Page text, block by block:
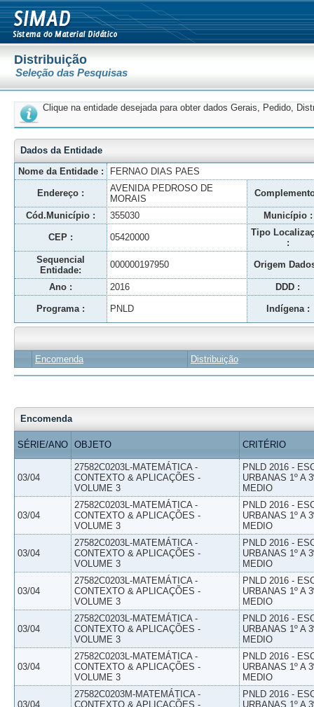
Distribuição
Seleção das Pesquisas
Clique na entidade desejada para obter dados Gerais, Pedido,
Dados da Entidade
Nome da Entidade :
FERNAO DIAS PAES
Endereço :
AVENIDA PEDROSO DE
MORAIS
Cód.Município : 355030 Município :
CEP : 05420000
Tipo
:
Sequencial
Entidade:
000000197950 Origem
Ano : 2016 DDD :
Programa : PNLD Indígena :
Encomenda Distribuição
Encomenda
SÉRIE/ANO OBJETO CRITÉRIO
03/04
27582C0203L-MATEMÁTICA -
CONTEXTO & APLICAÇÕES -
VOLUME 3
PNLD 2016 -
URBANAS 1º A
MEDIO
03/04
27582C0203L-MATEMÁTICA -
CONTEXTO & APLICAÇÕES -
VOLUME 3
PNLD 2016 -
URBANAS 1º A
MEDIO
03/04
27582C0203L-MATEMÁTICA -
CONTEXTO & APLICAÇÕES -
VOLUME 3
PNLD 2016 -
URBANAS 1º A
MEDIO
03/04
27582C0203L-MATEMÁTICA -
CONTEXTO & APLICAÇÕES -
VOLUME 3
PNLD 2016 -
URBANAS 1º A
MEDIO
03/04
27582C0203L-MATEMÁTICA -
CONTEXTO & APLICAÇÕES -
VOLUME 3
PNLD 2016 -
URBANAS 1º A
MEDIO
03/04
27582C0203L-MATEMÁTICA -
CONTEXTO & APLICAÇÕES -
VOLUME 3
PNLD 2016 -
URBANAS 1º A
MEDIO
03/04
27582C0203M-MATEMÁTICA -
CONTEXTO & APLICAÇÕES -
PNLD 2016 -
URBANAS 1º A